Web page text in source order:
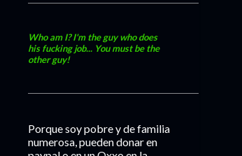
Who am I? I'm the guy who does
his fucking job... You must be the
other guy!
Porque soy pobre y de familia
numerosa, pueden donar en